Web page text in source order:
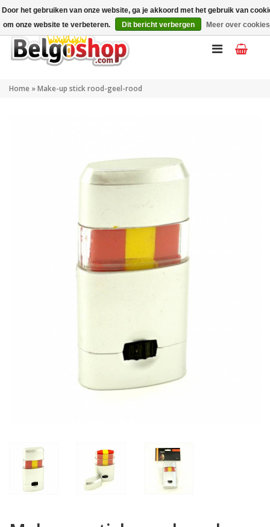
Mijn account NL
Home »Make-up stick rood-geel-rood
Door het gebruiken van onze website, ga je akkoord met het gebruik van
om onze website te verbeteren.
Dit bericht verbergen Meer over